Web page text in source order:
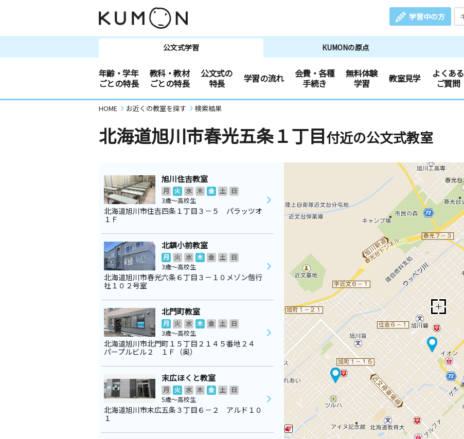
学習中の方
公文式学習 KUMONの原点
年齢・学年
ごとの特長
教科・教材
ごとの特長
公文式の
特長
学習の流れ
会費・各種
手続き
無料体験
学習
教室見学
よくある
ご質問
HOME お近くの教室を探す 検索結果
北海道旭川市春光五条１丁目付近の公文式教室
旭川住吉教室
月 火 水 木 金 土
日
3歳～高校生
北海道旭川市住吉四条１丁目３－５ パラッツオ
１Ｆ
北鎮小前教室
月 火 水 木 金 土
日
3歳～高校生
北海道旭川市春光六条６丁目３－１０メゾン偕行
社１０２号室
北門町教室
月 火 水 木 金 土
日
3歳～高校生
北海道旭川市北門町１５丁目２１４５番地２４
パープルビル２ １Ｆ（奥）
末広ほくと教室
月 火 水 木 金 土
日
5歳～高校生
北海道旭川市末広五条３丁目６－２ アルド１０
１